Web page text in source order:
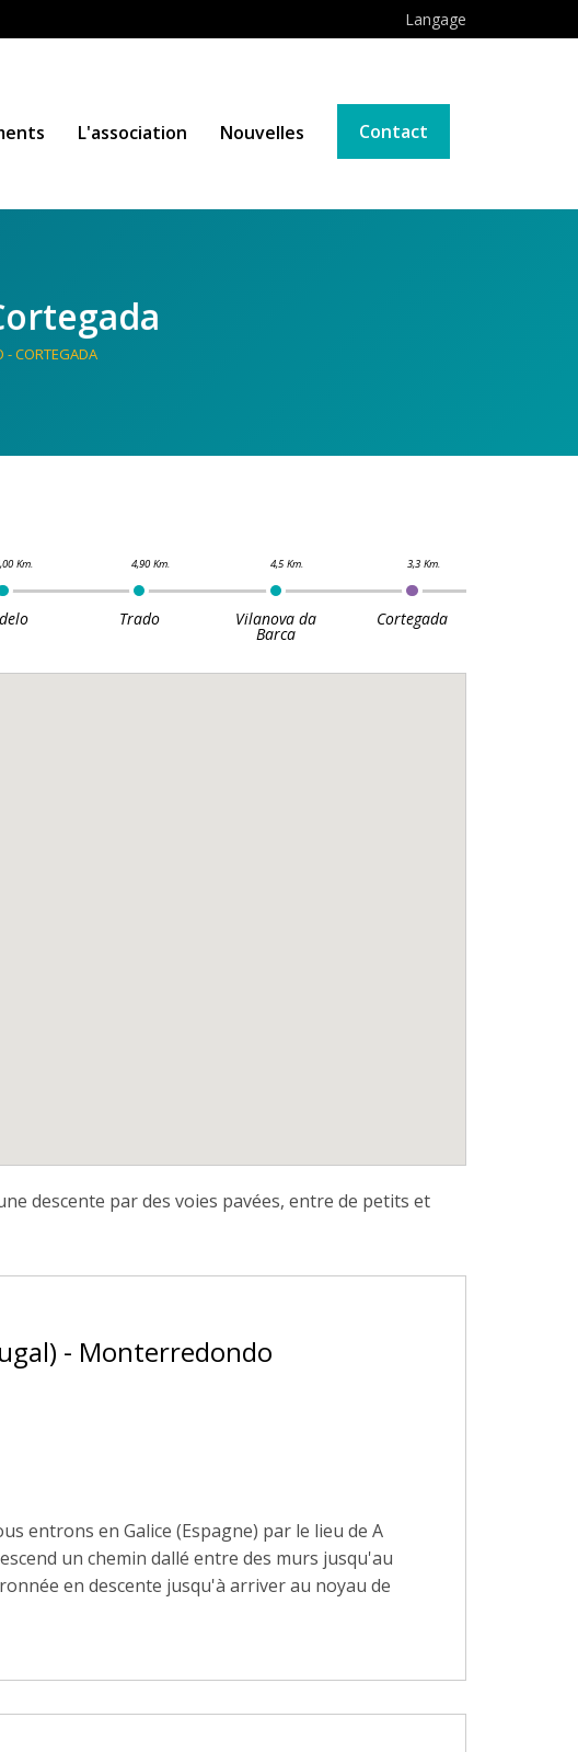
Langage
L'association Nouvelles Contact
- CORTEGADA
Trado Vilanova da
Barca
Cortegada
descente par des voies pavées, entre de petits et
- Monterredondo
entrons en Galice (Espagne) par le lieu de A
un chemin dallé entre des murs jusqu'au
en descente jusqu'à arriver au noyau de